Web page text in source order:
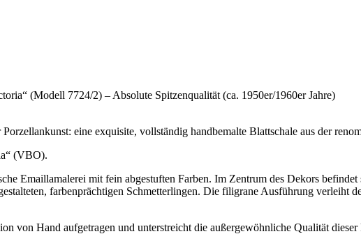
(Modell 7724/2) – Absolute Spitzenqualität (ca. 1950er/1960er Jahre)
eine exquisite, vollständig handbemalte Blattschale aus der
(VBO).
Emaillamalerei mit fein abgestuften Farben. Im Zentrum des Dekors
farbenprächtigen Schmetterlingen. Die filigrane Ausführung verleiht
von Hand aufgetragen und unterstreicht die außergewöhnliche Qualität